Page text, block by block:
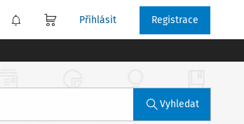
Přihlásit Registrace
Vyhledat